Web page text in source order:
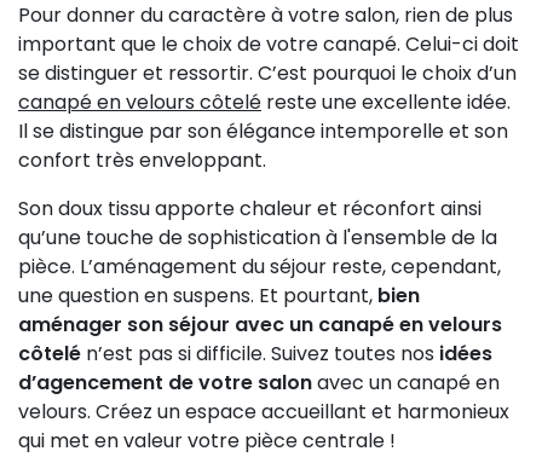
Pour donner du caractère à votre salon, rien de plus
important que le choix de votre canapé. Celui-ci doit
se distinguer et ressortir. C’est pourquoi le choix d’un
canapé en velours côtelé reste une excellente idée.
Il se distingue par son élégance intemporelle et son
confort très enveloppant.
Son doux tissu apporte chaleur et réconfort ainsi
qu’une touche de sophistication à l'ensemble de la
pièce. L’aménagement du séjour reste, cependant,
une question en suspens. Et pourtant, bien
aménager son séjour avec un canapé en velours
côtelé n’est pas si difficile. Suivez toutes nos idées
d’agencement de votre salonavec un canapé en
velours. Créez un espace accueillant et harmonieux
qui met en valeur votre pièce centrale !